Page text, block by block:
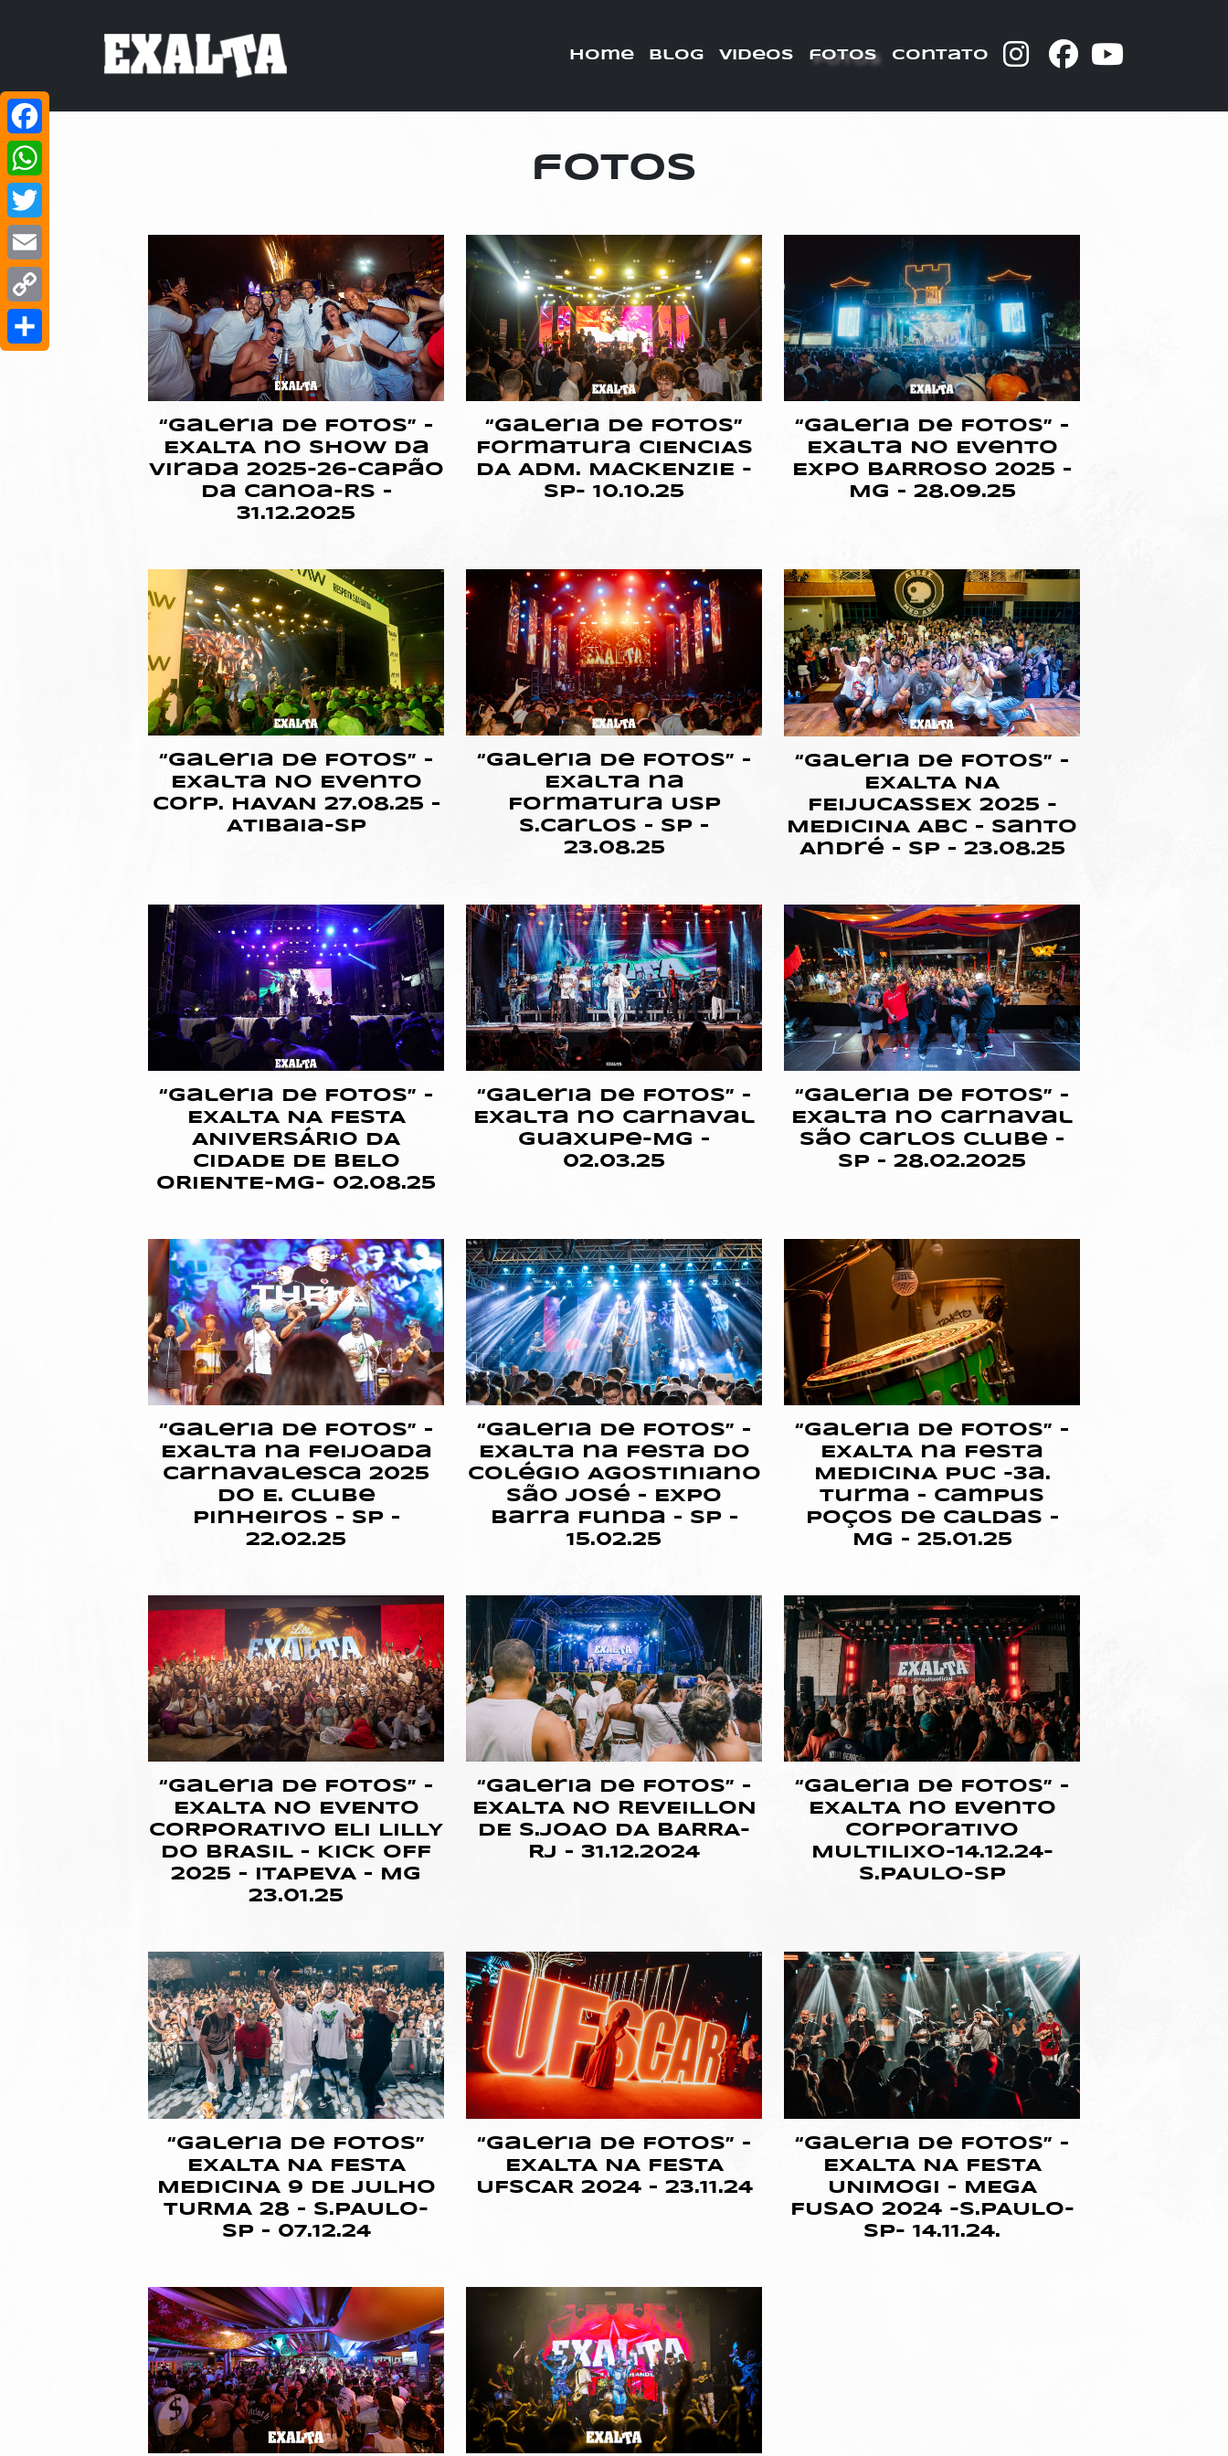
home blog videos fotos contato
fotos
“Galeria de Fotos” –
EXALTA no Show da
Virada 2025-26-Capão
da Canoa-RS –
31.12.2025
“Galeria de Fotos”
Formatura CIENCIAS
DA ADM. MACKENZIE -
SP- 10.10.25
“Galeria de Fotos” –
Exalta No Evento
EXPO BARROSO 2025 –
MG – 28.09.25
“Galeria de Fotos” –
Exalta No Evento
Corp. HAVAN 27.08.25 –
Atibaia-SP
“Galeria de Fotos” –
Exalta na
Formatura Usp
S.Carlos – SP –
23.08.25
“Galeria de Fotos” –
EXALTA NA
FEIJUCASSEX 2025 -
MEDICINA ABC – Santo
André – SP – 23.08.25
“Galeria de Fotos” –
EXALTA NA FESTA
ANIVERSÁRIO DA
CIDADE DE BELO
ORIENTE-MG- 02.08.25
“Galeria de Fotos” –
Exalta no Carnaval
Guaxupe-MG –
02.03.25
“Galeria de Fotos” –
Exalta no Carnaval
São Carlos Clube –
SP – 28.02.2025
“Galeria de Fotos” –
Exalta na Feijoada
Carnavalesca 2025
do E. Clube
Pinheiros – SP –
22.02.25
“Galeria de Fotos” –
Exalta na Festa do
Colégio Agostiniano
São José – Expo
Barra Funda – SP –
15.02.25
“Galeria de Fotos” –
EXALTA na Festa
MEDICINA PUC -3a.
Turma – Campus
Poços de Caldas –
MG – 25.01.25
“Galeria de Fotos” –
EXALTA NO EVENTO
CORPORATIVO ELI LILLY
DO BRASIL – KICK OFF
2025 – ITAPEVA – MG
23.01.25
“Galeria de Fotos” –
EXALTA NO REVEILLON
DE S.JOAO DA BARRA-
RJ – 31.12.2024
“Galeria de Fotos” –
EXALTA no Evento
Corporativo
MULTILIXO-14.12.24-
S.PAULO-SP
“Galeria de Fotos”
EXALTA NA FESTA
MEDICINA 9 DE JULHO
TURMA 28 – S.PAULO-
SP – 07.12.24
“Galeria de Fotos” –
EXALTA NA FESTA
UFSCAR 2024 – 23.11.24
“Galeria de Fotos” –
EXALTA NA FESTA
UNIMOGI – MEGA
FUSAO 2024 -S.PAULO-
SP- 14.11.24.
Facebook
WhatsApp
Twitter
Email
Copy
Link